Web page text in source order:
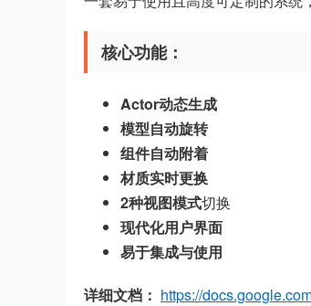
核心功能：
Actor动态生成
模型自动旋转
组件自动附着
材质实时更换
2种视图模式切换
现代化用户界面
易于集成与使用
详细文档： https://